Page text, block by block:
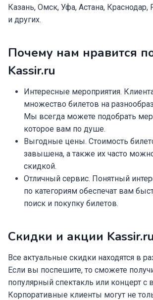
Казань, Омск, Уфа, Астана,
и других.
Почему нам нравится
Kassir.ru
Интересные мероприятия.
множество билетов на
Мы всегда можете подобрать
которое вам по душе.
Выгодные цены. Стоимость
завышена, а также их часто
скидкой.
Отличный сервис. Понятный
по категориям обеспечат вам
поиск и покупку билетов.
Скидки и акции Kassir.ru
Все актуальные скидки находятся в
Если вы поспешите, то сможете
популярный спектакль или концерт с
Корпоративные клиенты могут не